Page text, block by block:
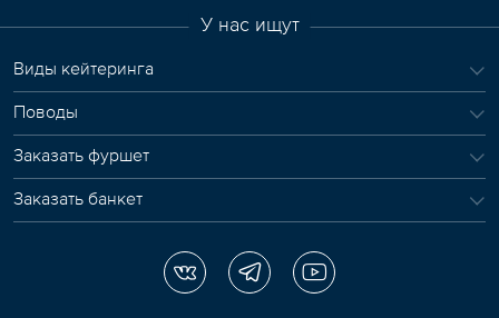
У нас ищут
Виды кейтеринга
Поводы
Заказать фуршет
Заказать банкет